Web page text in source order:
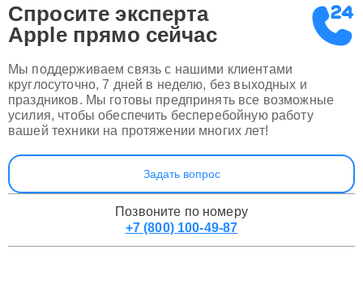
Спросите эксперта
Apple прямо сейчас
Мы поддерживаем связь с нашими клиентами
круглосуточно, 7 дней в неделю, без выходных и
праздников. Мы готовы предпринять все возможные
усилия, чтобы обеспечить бесперебойную работу
вашей техники на протяжении многих лет!
Задать вопрос
Позвоните по номеру
+7 (800) 100-49-87